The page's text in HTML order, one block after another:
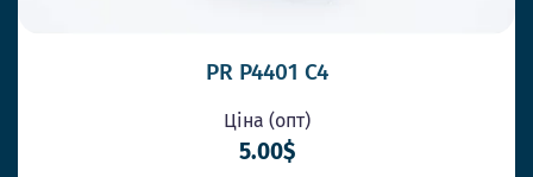
PR P4401 C4
Ціна (опт)
5.00$